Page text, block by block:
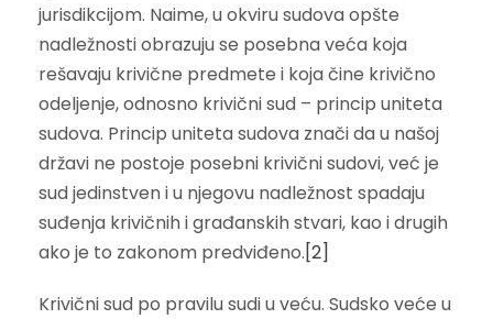
jurisdikcijom. Naime, u okviru sudova opšte
nadležnosti obrazuju se posebna veća koja
rešavaju krivične predmete i koja čine krivično
odeljenje, odnosno krivični sud – princip uniteta
sudova. Princip uniteta sudova znači da u našoj
državi ne postoje posebni krivični sudovi, već je
sud jedinstven i u njegovu nadležnost spadaju
suđenja krivičnih i građanskih stvari, kao i drugih
ako je to zakonom predviđeno.[2]
Krivični sud po pravilu sudi u veću. Sudsko veće u